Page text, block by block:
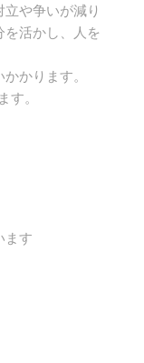
や争いが減り
を活かし、人を
かります。
。
ます